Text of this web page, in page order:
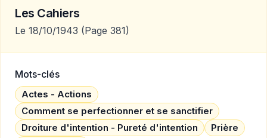
Les Cahiers
Le 18/10/1943 (Page 381)
Mots-clés
Actes - Actions
Comment se perfectionner et se sanctifier
Droiture d'intention - Pureté d'intention
Prière